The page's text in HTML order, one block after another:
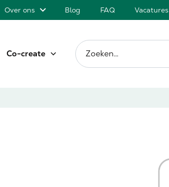
Zoeken…
Co-create
Over ons Blog FAQ Vacatures